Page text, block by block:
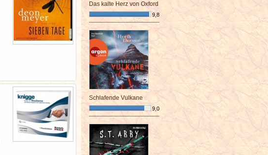
Das kalte Herz von Oxford
9,8
¯¯¯¯¯¯¯¯¯¯¯¯¯¯¯¯¯¯¯¯¯¯¯¯
Schlafende Vulkane
9,0
¯¯¯¯¯¯¯¯¯¯¯¯¯¯¯¯¯¯¯¯¯¯¯¯